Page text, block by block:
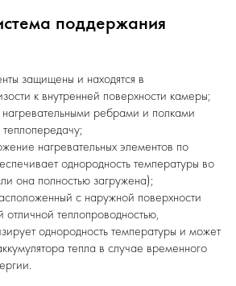
поддержания
защищены и находятся в
к внутренней поверхности камеры;
ребрами и полками
нагревательных элементов по
однородность температуры во
она полностью загружена);
с наружной поверхности
теплопроводностью,
однородность температуры и может
тепла в случае временного